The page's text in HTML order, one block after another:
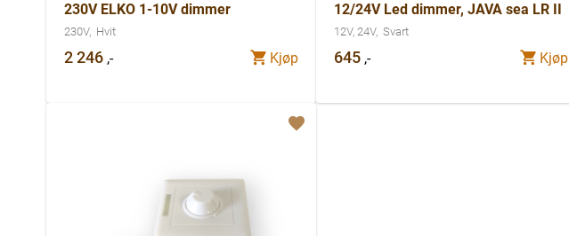
230V ELKO 1-10V dimmer
230V Hvit
2 246 ,- Kjøp
12/24V Led dimmer, JAVA sea LR II
12V, 24V Svart
645 ,- Kjøp